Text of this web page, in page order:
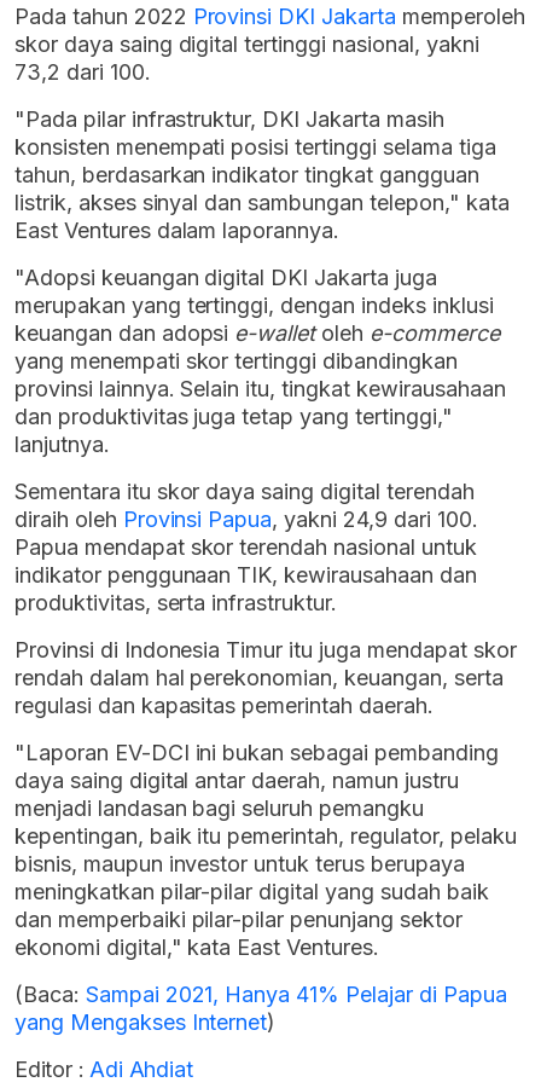
Pada tahun 2022 Provinsi DKI Jakarta memperoleh
skor daya saing digital tertinggi nasional, yakni
73,2 dari 100.
"Pada pilar infrastruktur, DKI Jakarta masih
konsisten menempati posisi tertinggi selama tiga
tahun, berdasarkan indikator tingkat gangguan
listrik, akses sinyal dan sambungan telepon," kata
East Ventures dalam laporannya.
"Adopsi keuangan digital DKI Jakarta juga
merupakan yang tertinggi, dengan indeks inklusi
keuangan dan adopsi e-walletoleh e-commerce
yang menempati skor tertinggi dibandingkan
provinsi lainnya. Selain itu, tingkat kewirausahaan
dan produktivitas juga tetap yang tertinggi,"
lanjutnya.
Sementara itu skor daya saing digital terendah
diraih oleh Provinsi Papua, yakni 24,9 dari 100.
Papua mendapat skor terendah nasional untuk
indikator penggunaan TIK, kewirausahaan dan
produktivitas, serta infrastruktur.
Provinsi di Indonesia Timur itu juga mendapat skor
rendah dalam hal perekonomian, keuangan, serta
regulasi dan kapasitas pemerintah daerah.
"Laporan EV-DCI ini bukan sebagai pembanding
daya saing digital antar daerah, namun justru
menjadi landasan bagi seluruh pemangku
kepentingan, baik itu pemerintah, regulator, pelaku
bisnis, maupun investor untuk terus berupaya
meningkatkan pilar-pilar digital yang sudah baik
dan memperbaiki pilar-pilar penunjang sektor
ekonomi digital," kata East Ventures.
(Baca: Sampai 2021, Hanya 41% Pelajar di Papua
yang Mengakses Internet)
Editor : Adi Ahdiat